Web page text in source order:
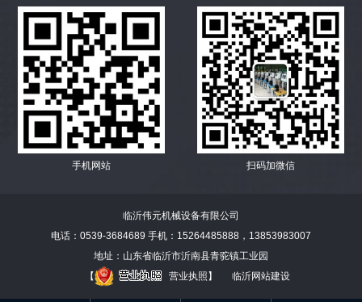
手机网站 扫码加微信
临沂伟元机械设备有限公司
电话：0539-3684689 手机：15264485888，13853983007
地址：山东省临沂市沂南县青驼镇工业园
【
营业执照】 临沂网站建设